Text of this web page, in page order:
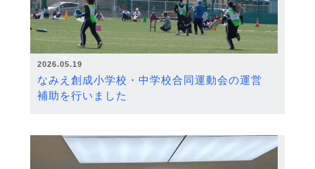
2026.05.19
なみえ創成小学校・中学校合同運動会の運営
補助を行いました